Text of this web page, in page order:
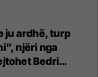
ju ardhë, turp
njëri nga
Bedri